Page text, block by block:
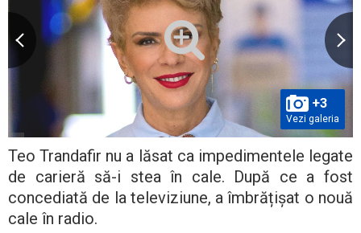
+3
Vezi galeria
Teo Trandafir nu a lăsat ca impedimentele legate
de carieră să-i stea în cale. După ce a fost
concediată de la televiziune, a îmbrățișat o nouă
cale în radio.